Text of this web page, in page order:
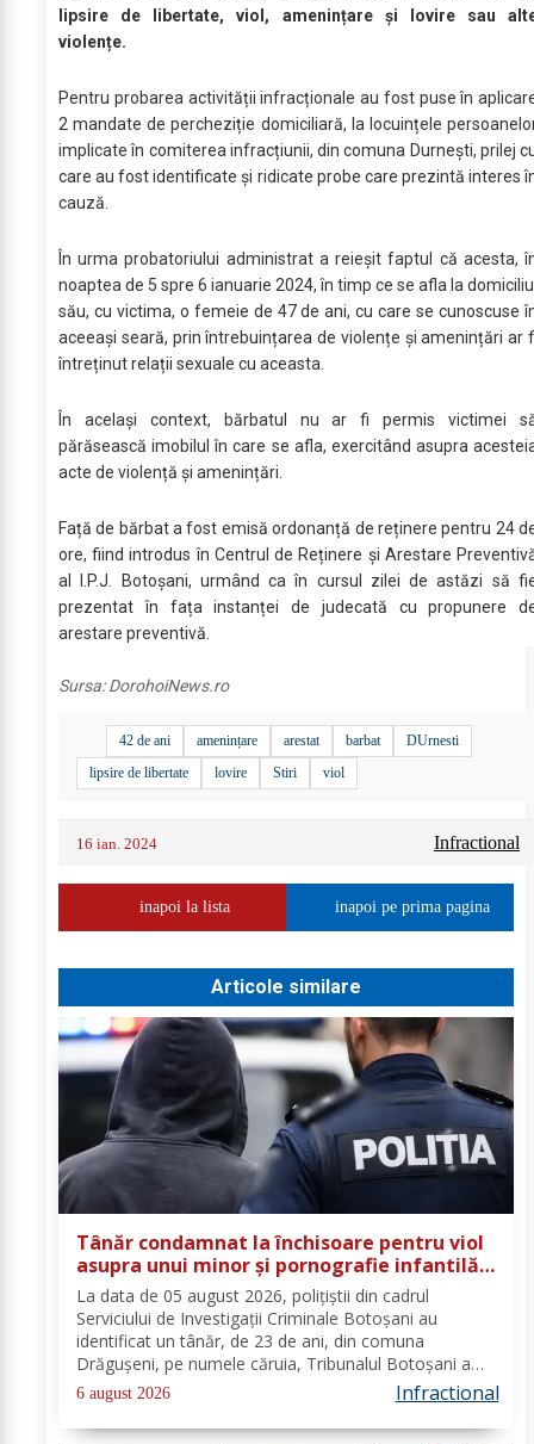
lipsire de libertate, viol, amenințare și lovire sau
violențe.
Pentru probarea activității infracționale au fost puse în
2 mandate de percheziție domiciliară, la locuințele
implicate în comiterea infracțiunii, din comuna Durnești, prilej
care au fost identificate și ridicate probe care prezintă interes
cauză.
În urma probatoriului administrat a reieșit faptul că acesta,
noaptea de 5 spre 6 ianuarie 2024, în timp ce se afla la
său, cu victima, o femeie de 47 de ani, cu care se cunoscuse
aceeași seară, prin întrebuințarea de violențe și amenințări ar
întreținut relații sexuale cu aceasta.
În același context, bărbatul nu ar fi permis victimei
părăsească imobilul în care se afla, exercitând asupra
acte de violență și amenințări.
Față de bărbat a fost emisă ordonanță de reținere pentru 24
ore, fiind introdus în Centrul de Reținere și Arestare
al I.P.J. Botoșani, urmând ca în cursul zilei de astăzi să
prezentat în fața instanței de judecată cu propunere
arestare preventivă.
Sursa:DorohoiNews.ro
42 de ani amenințare arestat barbat
DUrnesti
lipsire de libertate
lovire Stiri viol
16 ian. 2024 Infractional
inapoi la lista inapoi pe prima pagina
Articole similare
Tânăr condamnat la închisoare pentru viol
asupra unui minor și pornografie infantilă,
identificat de polițiști
La data de 05 august 2026, polițiștii din cadrul
Serviciului de Investigații Criminale Botoșani au
identificat un tânăr, de 23 de ani, din comuna
Drăgușeni, pe numele căruia, Tribunalul Botoșani a
emis un mandat de executare a pedepsei cu
închisoarea. Tânărul a fost condamnat la 4 ani și 5 luni
de...
6 august 2026 Infractional